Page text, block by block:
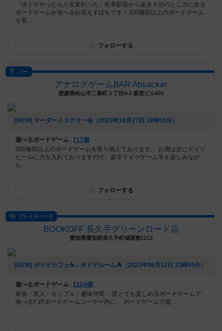
『ボドゲやったら人生変わった』松本駅前から徒歩５分のところにある
ボードゲームが遊べるお店えすぽちです！300種類以上のボードゲーム
を取...
フォローする
バー
アナログゲームBAR Absacker
愛媛県松山市二番町２丁目9-2 森恵ビル601
[NEW] マーダーミステリー会（2023年10月27日 19時53分）
遊べるボードゲーム 717個
500種類以上のボードゲームを取り揃えております。 お酒は主にドイツ
ビールに力を入れておりますので、是非ドイツゲーム等を楽しみなが
ら...
フォローする
プレイスペース
BOOKOFF 長久手グリーンロード店
愛知県愛知郡長久手町城屋敷1212
[NEW] ボドゲカフェ☕️→ボドゲルーム⛺️（2023年06月12日 23時49分）
遊べるボードゲーム
1124個
家族・友人・カップル・趣味仲間… 誰とでも楽しめるボードゲームで
遊べる‼️ 2Fボードゲームコーナー内に、 ボードゲームで遊...